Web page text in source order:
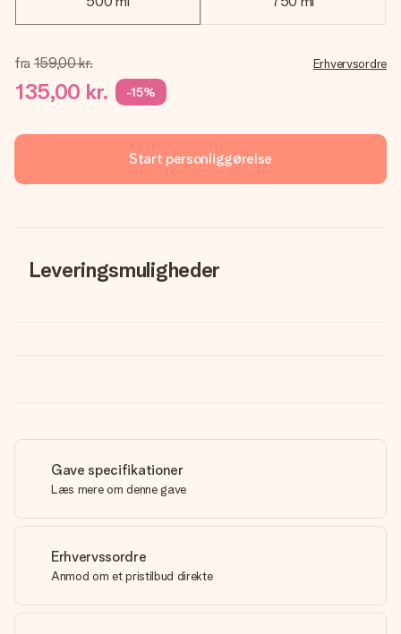
fra 159,00 kr.
135,00 kr. -15%
Erhvervsordre
Start personliggørelse
Leveringsmuligheder
Gave specifikationer
Læs mere om denne gave
Erhvervssordre
Anmod om et pristilbud direkte